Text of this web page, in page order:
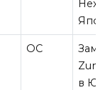
Hexic
ОС
в